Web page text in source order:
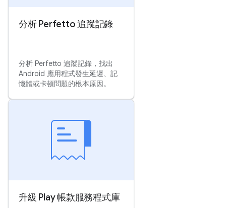
分析 Perfetto 追蹤記錄
分析 Perfetto 追蹤記錄，找出
Android 應用程式發生延遲、記
憶體或卡頓問題的根本原因。
升級 Play 帳款服務程式庫